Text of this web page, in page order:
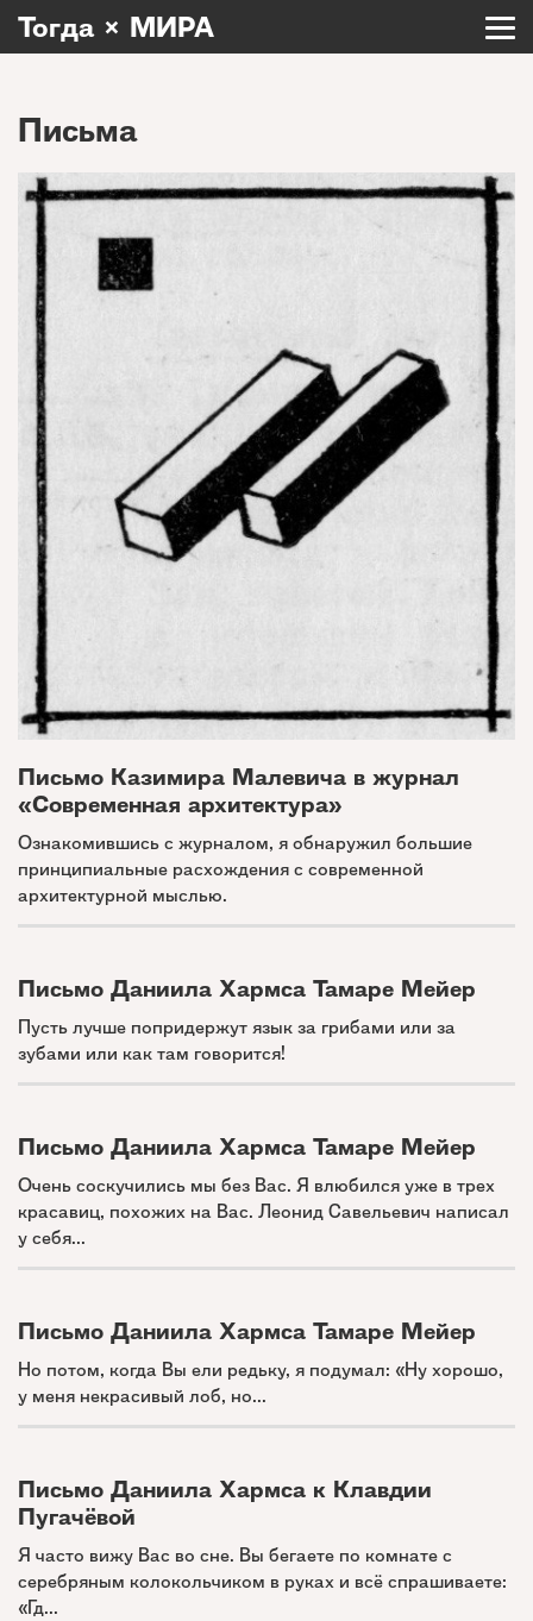
Тогда × МИРА
Письма
Письмо Казимира Малевича в журнал
«Современная архитектура»
Ознакомившись с журналом, я обнаружил большие
принципиальные расхождения с современной
архитектурной мыслью.
Письмо Даниила Хармса Тамаре Мейер
Пусть лучше попридержут язык за грибами или за
зубами или как там говорится!
Письмо Даниила Хармса Тамаре Мейер
Очень соскучились мы без Вас. Я влюбился уже в трех
красавиц, похожих на Вас. Леонид Савельевич написал
у себя...
Письмо Даниила Хармса Тамаре Мейер
Но потом, когда Вы ели редьку, я подумал: «Ну хорошо,
у меня некрасивый лоб, но...
Письмо Даниила Хармса к Клавдии
Пугачёвой
Я часто вижу Вас во сне. Вы бегаете по комнате с
серебряным колокольчиком в руках и всё спрашиваете:
«Гд...